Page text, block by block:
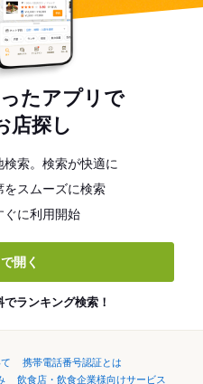
たアプリで
店探し
索。検索が快適に
をスムーズに検索
ぐに利用開始
開く
ランキング検索！
携帯電話番号認証とは
飲食店・飲食企業様向けサービス